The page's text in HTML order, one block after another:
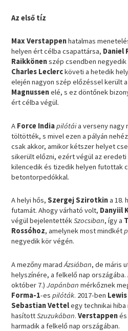
Az első tíz
Max Verstappenhatalmas
helyen ért célba csapattársa, Daniel
Raikkönenszép csendben
Charles Leclercköveti a hetedik
elején nagyon szép előzéssel került
Magnussenelé, s ez döntőnek
ért célba végül.
A Force Indiapilótáia verseny nagy
töltötték, s mivel ezen a pályán
csak akkor, amikor kétszer helyet
sikerült előzni, ezért végül az
kilencedik és tizedik helyen futottak
betontorpedókkal.
A helyi hős,Szergej Szirotkina 18.
futamát. Ahogy várható volt, Danyiil
végül bejelentettékSzocsiban, így a
Rossóhoz, amelynek most mindkét
negyedik kör végén.
A mezőny maradÁzsiában, de máris
helyszínére, a felkelő nap országába.
október 7.)Japánban mérkőznek
Forma-1-espilóták. 2017-ben
Sebastian Vettelegy technikai
hasítottSzuzukában.Verstappenés
harmadik a felkelő nap országában.